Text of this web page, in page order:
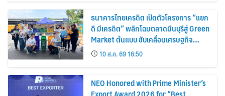
Extra Income for Vendors
ธนาคารไทยเครดิต เปิดตัวโครงการ “แยก
ดี มีเครดิต” พลิกโฉมตลาดมีนบุรีสู่ Green
Market ต้นแบบ ขับเคลื่อนเศรษฐกิจ
หมุนเวียน พลิกขยะสร้างรายได้เสริมให้ผู้
ค้า
10 ส.ค. 69 16:50
NEO Honored with Prime Minister’s